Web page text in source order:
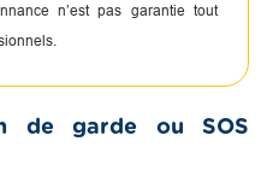
n’est pas garantie tout
de garde ou SOS